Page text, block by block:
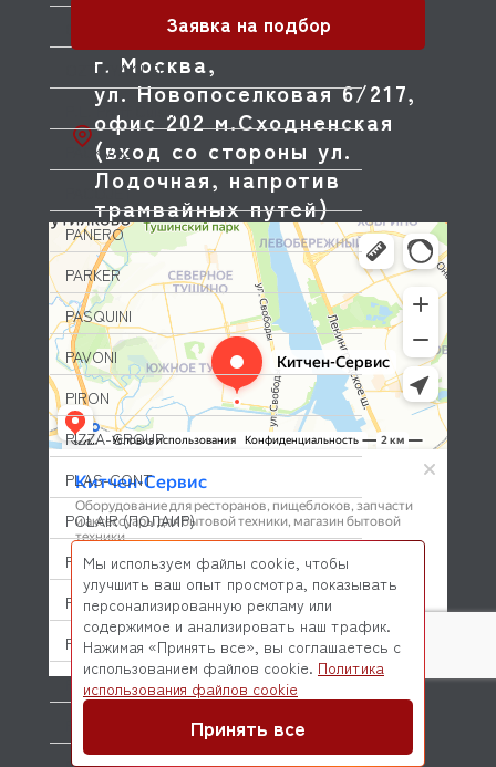
OZTIRYAKILER
P.L. Proff Cuisine
PACKVAC
PACOJET
PANERO
PARKER
PASQUINI
PAVONI
PIRON
PIZZA-GROUP
PLAS-CONT
POLAIR (ПОЛАИР)
PONY
POPCAKE
PRATICA
PRIMAX
г. Москва,
ул. Новопоселковая 6/217,
офис 202 м.Сходненская
(вход со стороны ул.
Лодочная, напротив
трамвайных путей)
Заявка на подбор
© 2026 Kitchen-Service.com Интернет-магазин запчастей
и оборудования профессиональной кухни
Мы используем файлы cookie, чтобы
улучшить ваш опыт просмотра, показывать
персонализированную рекламу или
содержимое и анализировать наш трафик.
Нажимая «Принять все», вы соглашаетесь с
использованием файлов cookie. Политика
использования файлов cookie
Принять все